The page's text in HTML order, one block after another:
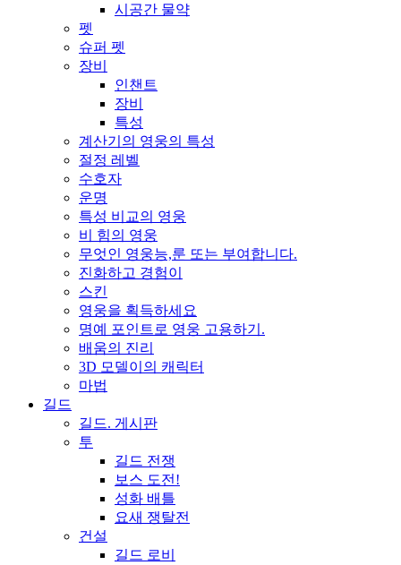
시공간 물약
펫
슈퍼 펫
장비
인챈트
장비
특성
계산기의 영웅의 특성
절정 레벨
수호자
운명
특성 비교의 영웅
비 힘의 영웅
무엇인 영웅능,룬 또는 부여합니다.
진화하고 경험이
스킨
영웅을 획득하세요
명예 포인트로 영웅 고용하기.
배움의 진리
3D 모델이의 캐릭터
마법
길드
길드. 게시판
투
길드 전쟁
보스 도전!
성화 배틀
요새 쟁탈전
건설
길드 로비